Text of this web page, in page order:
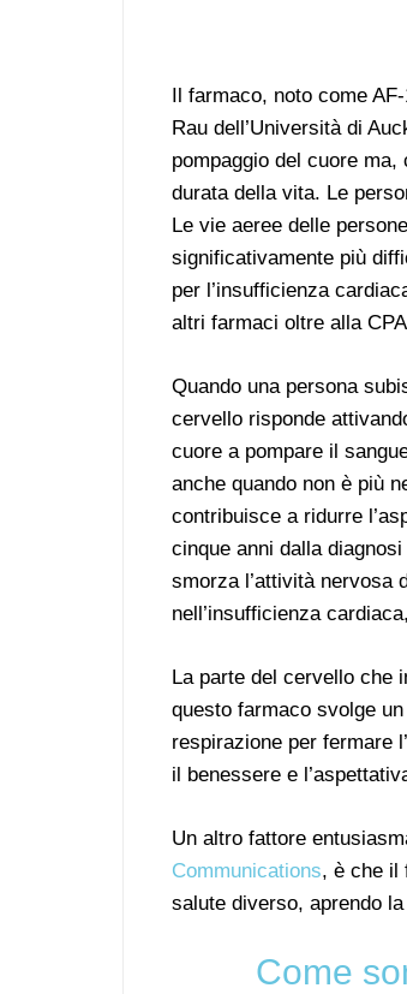
Il farmaco, noto come
Rau dell’Università di
pompaggio del cuore ma,
durata della vita. Le
Le vie aeree delle
significativamente più
per l’insufficienza
altri farmaci oltre alla
Quando una persona
cervello risponde
cuore a pompare il
anche quando non è più
contribuisce a ridurre
cinque anni dalla
smorza l’attività nervosa
nell’insufficienza
La parte del cervello che
questo farmaco svolge
respirazione per fermare
il benessere e
Un altro fattore
Communications, è che il
salute diverso, aprendo
Come